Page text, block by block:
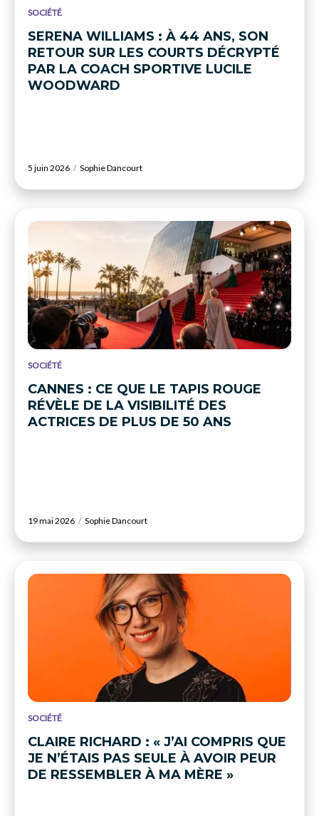
SOCIÉTÉ
SERENA WILLIAMS : À 44 ANS, SON
RETOUR SUR LES COURTS DÉCRYPTÉ
PAR LA COACH SPORTIVE LUCILE
WOODWARD
5 juin 2026 Sophie Dancourt
SOCIÉTÉ
CANNES : CE QUE LE TAPIS ROUGE
RÉVÈLE DE LA VISIBILITÉ DES
ACTRICES DE PLUS DE 50 ANS
19 mai 2026 Sophie Dancourt
SOCIÉTÉ
CLAIRE RICHARD : « J’AI COMPRIS QUE
JE N’ÉTAIS PAS SEULE À AVOIR PEUR
DE RESSEMBLER À MA MÈRE »